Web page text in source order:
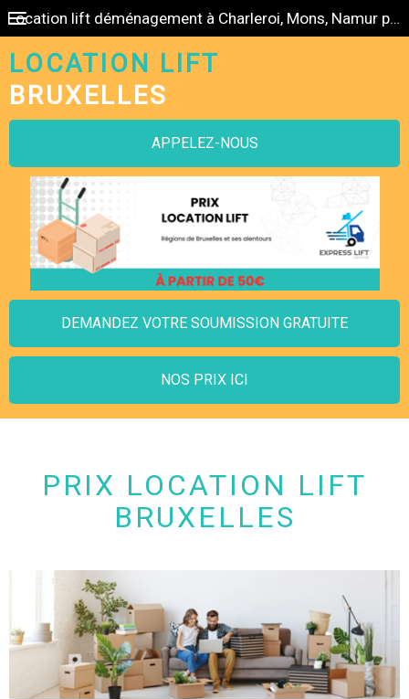
Location lift déménagement à Charleroi, Mons, Namur pas cher
LOCATION LIFT
BRUXELLES
APPELEZ-NOUS
DEMANDEZ VOTRE SOUMISSION GRATUITE
NOS PRIX ICI
PRIX LOCATION LIFT
BRUXELLES